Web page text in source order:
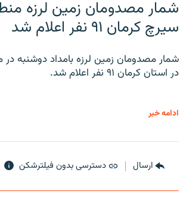
شمار مصدومان زمین لرزه
سیرچ کرمان ۹۱ نفر اعلام شد
شمار مصدومان زمین لرزه بامداد دوشنبه
در استان کرمان ۹۱ نفر اعلام شد.
ادامه خبر
ارسال دسترسی بدون فیلترشکن